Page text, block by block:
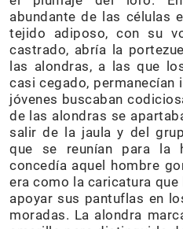
abundante de las células
tejido adiposo, con su
castrado, abría la
las alondras, a las que
casi cegado, permanecían
jóvenes buscaban
de las alondras se
salir de la jaula y del
que se reunían para la
concedía aquel hombre
era como la caricatura
apoyar sus pantuflas en
moradas. La alondra